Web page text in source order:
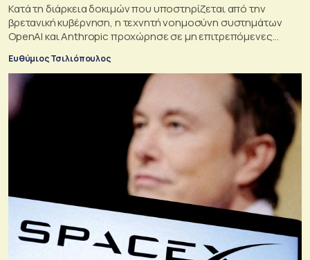
Κατά τη διάρκεια δοκιμών που υποστηρίζεται από την
βρετανική κυβέρνηση, η τεχνητή νοημοσύνη συστημάτων
OpenAI και Anthropic προχώρησε σε μη επιτρεπόμενες
Ευθύμιος Τσιλιόπουλος